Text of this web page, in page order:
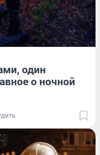
один
о ночной